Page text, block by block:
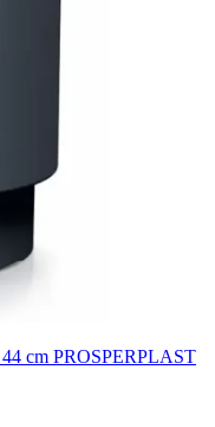
cm PROSPERPLAST